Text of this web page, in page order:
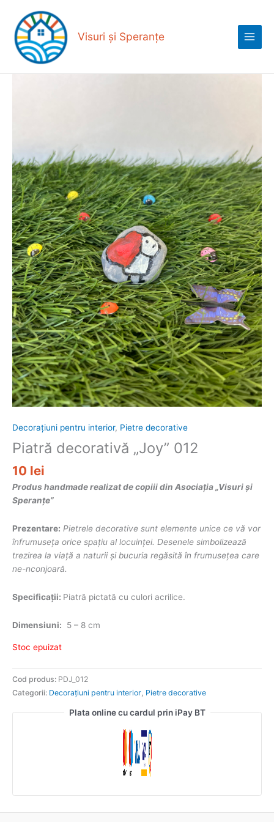
content
Visuri și Speranțe
Menu
Decorațiuni pentru interior, Pietre decorative
Piatră decorativă „Joy” 012
10 lei
Produs handmade realizat de copiii din Asociația „Visuri și
Speranțe”
Prezentare: Pietrele decorative sunt elemente unice ce vă vor
înfrumuseța orice spațiu al locuinței. Desenele simbolizează
trezirea la viață a naturii și bucuria regăsită în frumusețea care
ne-nconjoară.
Specificații: Piatră pictată cu culori acrilice.
Dimensiuni: 5 – 8 cm
Stoc epuizat
Cod produs: PDJ_012
Categorii: Decorațiuni pentru interior Pietre decorative
Plata online cu cardul prin iPay BT